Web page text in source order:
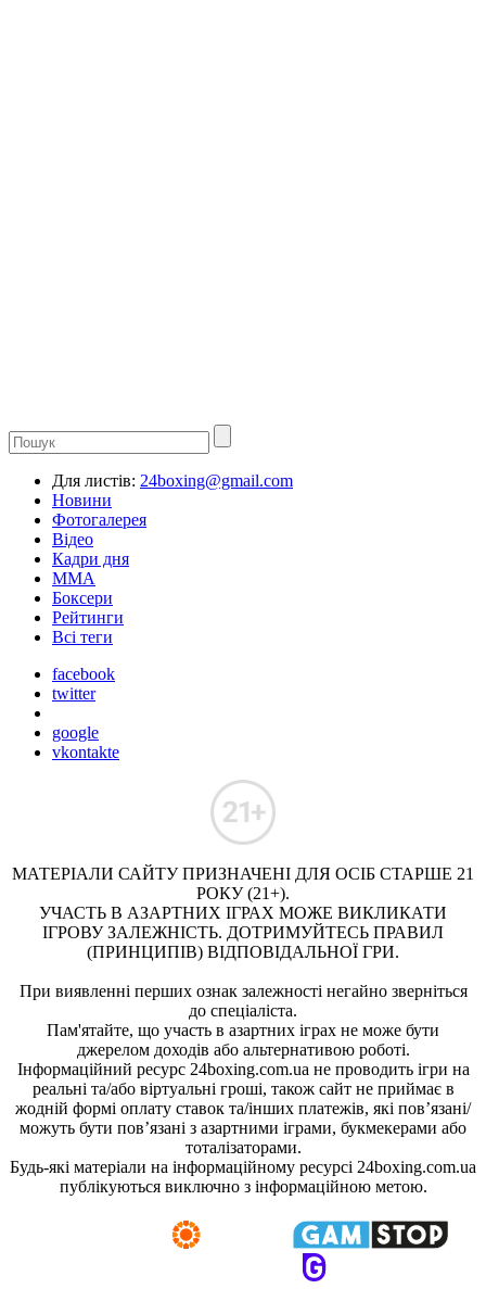
Для листів: 24boxing@gmail.com
Новини
Фотогалерея
Відео
Кадри дня
ММА
Боксери
Рейтинги
Всі теги
facebook
twitter
google
vkontakte
МАТЕРІАЛИ САЙТУ ПРИЗНАЧЕНІ ДЛЯ ОСІБ СТАРШЕ 21
РОКУ (21+).
УЧАСТЬ В АЗАРТНИХ ІГРАХ МОЖЕ ВИКЛИКАТИ
ІГРОВУ ЗАЛЕЖНІСТЬ. ДОТРИМУЙТЕСЬ ПРАВИЛ
(ПРИНЦИПІВ) ВІДПОВІДАЛЬНОЇ ГРИ.
При виявленні перших ознак залежності негайно зверніться
до спеціаліста.
Пам'ятайте, що участь в азартних іграх не може бути
джерелом доходів або альтернативою роботі.
Інформаційний ресурс 24boxing.com.ua не проводить ігри на
реальні та/або віртуальні гроші, також сайт не приймає в
жодній формі оплату ставок та/інших платежів, які пов’язані/
можуть бути пов’язані з азартними іграми, букмекерами або
тоталізаторами.
Будь-які матеріали на інформаційному ресурсі 24boxing.com.ua
публікуються виключно з інформаційною метою.